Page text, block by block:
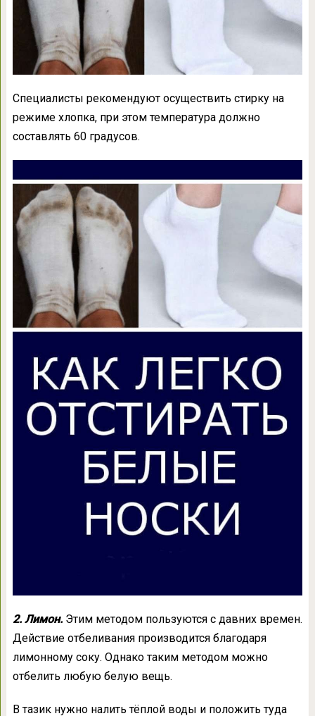
Специалисты рекомендуют осуществить стирку на
режиме хлопка, при этом температура должно
составлять 60 градусов.
2. Лимон. Этим методом пользуются с давних времен.
Действие отбеливания производится благодаря
лимонному соку. Однако таким методом можно
отбелить любую белую вещь.
В тазик нужно налить тёплой воды и положить туда